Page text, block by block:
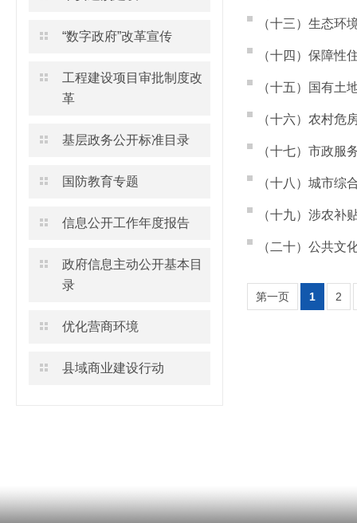
“数字政府”改革宣传
工程建设项目审批制度改
革
基层政务公开标准目录
国防教育专题
信息公开工作年度报告
政府信息主动公开基本目
录
优化营商环境
县域商业建设行动
（十三）生态环
（十四）保障性
（十五）国有土
（十六）农村危
（十七）市政服
（十八）城市综
（十九）涉农补
（二十）公共文
第一页 1 2